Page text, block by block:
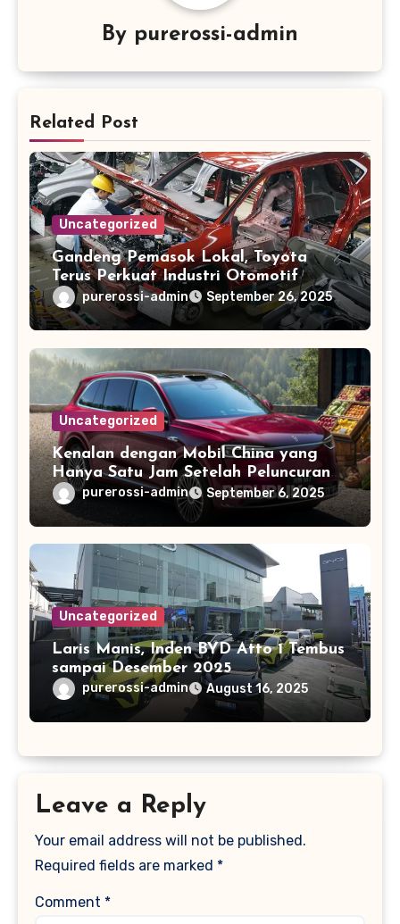
By purerossi-admin
Related Post
Uncategorized
Gandeng Pemasok Lokal, Toyota
Terus Perkuat Industri Otomotif
Nasional
purerossi-admin September 26, 2025
Uncategorized
Kenalan dengan Mobil China yang
Hanya Satu Jam Setelah Peluncuran
Dipesan 100 Ribu Unit
purerossi-admin September 6, 2025
Uncategorized
Laris Manis, Inden BYD Atto 1 Tembus
sampai Desember 2025
purerossi-admin August 16, 2025
Leave a Reply
Your email address will not be published.
Required fields are marked *
Comment *